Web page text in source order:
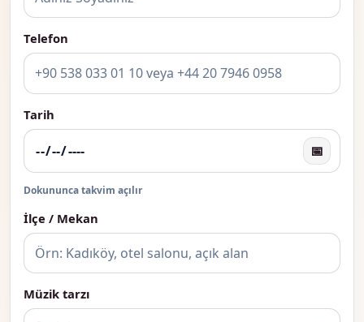
Telefon
Tarih
📅
Dokununca takvim açılır
İlçe / Mekan
Müzik tarzı